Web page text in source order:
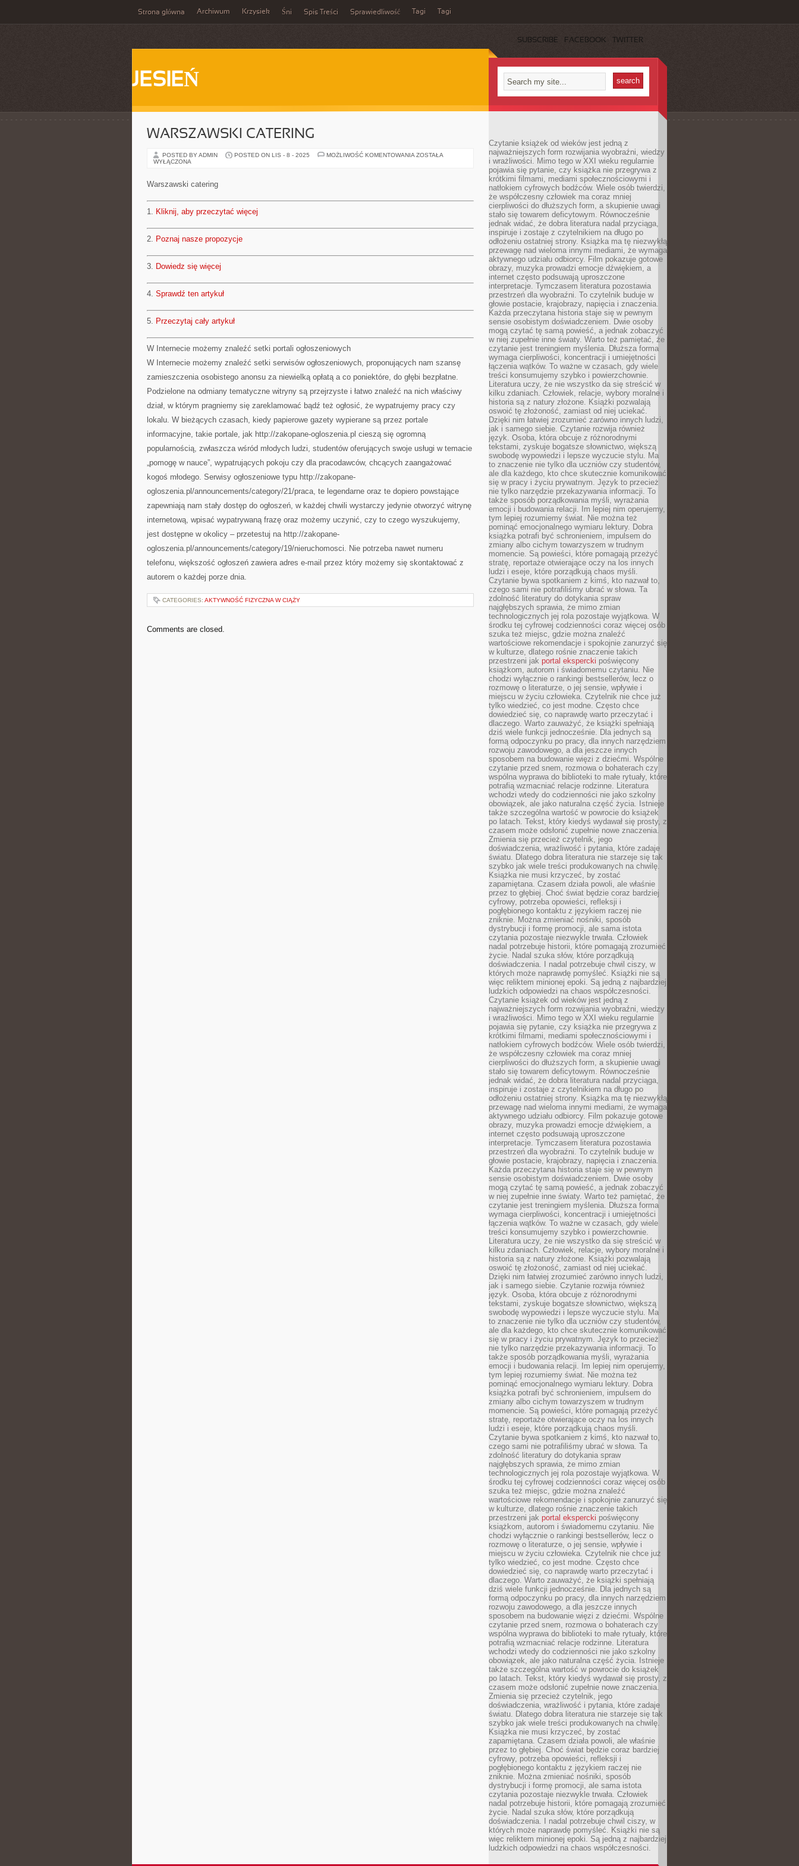
Strona główna Archiwum Krzysiek Śni Spis Treści Sprawiedliwość Tagi Tagi
SUBSCRIBE FACEBOOK TWITTER
JESIEŃ
WARSZAWSKI CATERING
POSTED BY ADMIN POSTED ON LIS - 8 - 2025 MOŻLIWOŚĆ KOMENTOWANIA WARSZAWSKI
ZOSTAŁA
WYŁĄCZONA
Warszawski catering
1. Kliknij, aby przeczytać więcej
2. Poznaj nasze propozycje
3. Dowiedz się więcej
4. Sprawdź ten artykuł
5. Przeczytaj cały artykuł
W Internecie możemy znaleźć setki portali ogłoszeniowych
W Internecie możemy znaleźć setki serwisów ogłoszeniowych, proponujących nam szansę
zamieszczenia osobistego anonsu za niewielką opłatą a co poniektóre, do głębi bezpłatne.
Podzielone na odmiany tematyczne witryny są przejrzyste i łatwo znaleźć na nich właściwy
dział, w którym pragniemy się zareklamować bądź też ogłosić, że wypatrujemy pracy czy
lokalu. W bieżących czasach, kiedy papierowe gazety wypierane są przez portale
informacyjne, takie portale, jak http://zakopane-ogloszenia.pl cieszą się ogromną
popularnością, zwłaszcza wśród młodych ludzi, studentów oferujących swoje usługi w temacie
„pomogę w nauce”, wypatrujących pokoju czy dla pracodawców, chcących zaangażować
kogoś młodego. Serwisy ogłoszeniowe typu http://zakopane-
ogloszenia.pl/announcements/category/21/praca, te legendarne oraz te dopiero powstające
zapewniają nam stały dostęp do ogłoszeń, w każdej chwili wystarczy jedynie otworzyć witrynę
internetową, wpisać wypatrywaną frazę oraz możemy uczynić, czy to czego wyszukujemy,
jest dostępne w okolicy – przetestuj na http://zakopane-
ogloszenia.pl/announcements/category/19/nieruchomosci. Nie potrzeba nawet numeru
telefonu, większość ogłoszeń zawiera adres e-mail przez który możemy się skontaktować z
autorem o każdej porze dnia.
CATEGORIES: AKTYWNOŚĆ FIZYCZNA W CIĄŻY
Comments are closed.
Czytanie książek od wieków jest jedną z
najważniejszych form rozwijania wyobraźni, wiedzy
i wrażliwości. Mimo tego w XXI wieku regularnie
pojawia się pytanie, czy książka nie przegrywa z
krótkimi filmami, mediami społecznościowymi i
natłokiem cyfrowych bodźców. Wiele osób twierdzi,
że współczesny człowiek ma coraz mniej
cierpliwości do dłuższych form, a skupienie uwagi
stało się towarem deficytowym. Równocześnie
jednak widać, że dobra literatura nadal przyciąga,
inspiruje i zostaje z czytelnikiem na długo po
odłożeniu ostatniej strony. Książka ma tę niezwykłą
przewagę nad wieloma innymi mediami, że wymaga
aktywnego udziału odbiorcy. Film pokazuje gotowe
obrazy, muzyka prowadzi emocje dźwiękiem, a
internet często podsuwają uproszczone
interpretacje. Tymczasem literatura pozostawia
przestrzeń dla wyobraźni. To czytelnik buduje w
głowie postacie, krajobrazy, napięcia i znaczenia.
Każda przeczytana historia staje się w pewnym
sensie osobistym doświadczeniem. Dwie osoby
mogą czytać tę samą powieść, a jednak zobaczyć
w niej zupełnie inne światy. Warto też pamiętać, że
czytanie jest treningiem myślenia. Dłuższa forma
wymaga cierpliwości, koncentracji i umiejętności
łączenia wątków. To ważne w czasach, gdy wiele
treści konsumujemy szybko i powierzchownie.
Literatura uczy, że nie wszystko da się streścić w
kilku zdaniach. Człowiek, relacje, wybory moralne i
historia są z natury złożone. Książki pozwalają
oswoić tę złożoność, zamiast od niej uciekać.
Dzięki nim łatwiej zrozumieć zarówno innych ludzi,
jak i samego siebie. Czytanie rozwija również
język. Osoba, która obcuje z różnorodnymi
tekstami, zyskuje bogatsze słownictwo, większą
swobodę wypowiedzi i lepsze wyczucie stylu. Ma
to znaczenie nie tylko dla uczniów czy studentów,
ale dla każdego, kto chce skutecznie komunikować
się w pracy i życiu prywatnym. Język to przecież
nie tylko narzędzie przekazywania informacji. To
także sposób porządkowania myśli, wyrażania
emocji i budowania relacji. Im lepiej nim operujemy,
tym lepiej rozumiemy świat. Nie można też
pominąć emocjonalnego wymiaru lektury. Dobra
książka potrafi być schronieniem, impulsem do
zmiany albo cichym towarzyszem w trudnym
momencie. Są powieści, które pomagają przeżyć
stratę, reportaże otwierające oczy na los innych
ludzi i eseje, które porządkują chaos myśli.
Czytanie bywa spotkaniem z kimś, kto nazwał to,
czego sami nie potrafiliśmy ubrać w słowa. Ta
zdolność literatury do dotykania spraw
najgłębszych sprawia, że mimo zmian
technologicznych jej rola pozostaje wyjątkowa. W
środku tej cyfrowej codzienności coraz więcej osób
szuka też miejsc, gdzie można znaleźć
wartościowe rekomendacje i spokojnie zanurzyć się
w kulturze, dlatego rośnie znaczenie takich
przestrzeni jak portal ekspercki poświęcony
książkom, autorom i świadomemu czytaniu. Nie
chodzi wyłącznie o rankingi bestsellerów, lecz o
rozmowę o literaturze, o jej sensie, wpływie i
miejscu w życiu człowieka. Czytelnik nie chce już
tylko wiedzieć, co jest modne. Często chce
dowiedzieć się, co naprawdę warto przeczytać i
dlaczego. Warto zauważyć, że książki spełniają
dziś wiele funkcji jednocześnie. Dla jednych są
formą odpoczynku po pracy, dla innych narzędziem
rozwoju zawodowego, a dla jeszcze innych
sposobem na budowanie więzi z dziećmi. Wspólne
czytanie przed snem, rozmowa o bohaterach czy
wspólna wyprawa do biblioteki to małe rytuały, które
potrafią wzmacniać relacje rodzinne. Literatura
wchodzi wtedy do codzienności nie jako szkolny
obowiązek, ale jako naturalna część życia. Istnieje
także szczególna wartość w powrocie do książek
po latach. Tekst, który kiedyś wydawał się prosty, z
czasem może odsłonić zupełnie nowe znaczenia.
Zmienia się przecież czytelnik, jego
doświadczenia, wrażliwość i pytania, które zadaje
światu. Dlatego dobra literatura nie starzeje się tak
szybko jak wiele treści produkowanych na chwilę.
Książka nie musi krzyczeć, by zostać
zapamiętana. Czasem działa powoli, ale właśnie
przez to głębiej. Choć świat będzie coraz bardziej
cyfrowy, potrzeba opowieści, refleksji i
pogłębionego kontaktu z językiem raczej nie
zniknie. Można zmieniać nośniki, sposób
dystrybucji i formę promocji, ale sama istota
czytania pozostaje niezwykle trwała. Człowiek
nadal potrzebuje historii, które pomagają zrozumieć
życie. Nadal szuka słów, które porządkują
doświadczenia. I nadal potrzebuje chwil ciszy, w
których może naprawdę pomyśleć. Książki nie są
więc reliktem minionej epoki. Są jedną z najbardziej
ludzkich odpowiedzi na chaos współczesności.
Czytanie książek od wieków jest jedną z
najważniejszych form rozwijania wyobraźni, wiedzy
i wrażliwości. Mimo tego w XXI wieku regularnie
pojawia się pytanie, czy książka nie przegrywa z
krótkimi filmami, mediami społecznościowymi i
natłokiem cyfrowych bodźców. Wiele osób twierdzi,
że współczesny człowiek ma coraz mniej
cierpliwości do dłuższych form, a skupienie uwagi
stało się towarem deficytowym. Równocześnie
jednak widać, że dobra literatura nadal przyciąga,
inspiruje i zostaje z czytelnikiem na długo po
odłożeniu ostatniej strony. Książka ma tę niezwykłą
przewagę nad wieloma innymi mediami, że wymaga
aktywnego udziału odbiorcy. Film pokazuje gotowe
obrazy, muzyka prowadzi emocje dźwiękiem, a
internet często podsuwają uproszczone
interpretacje. Tymczasem literatura pozostawia
przestrzeń dla wyobraźni. To czytelnik buduje w
głowie postacie, krajobrazy, napięcia i znaczenia.
Każda przeczytana historia staje się w pewnym
sensie osobistym doświadczeniem. Dwie osoby
mogą czytać tę samą powieść, a jednak zobaczyć
w niej zupełnie inne światy. Warto też pamiętać, że
czytanie jest treningiem myślenia. Dłuższa forma
wymaga cierpliwości, koncentracji i umiejętności
łączenia wątków. To ważne w czasach, gdy wiele
treści konsumujemy szybko i powierzchownie.
Literatura uczy, że nie wszystko da się streścić w
kilku zdaniach. Człowiek, relacje, wybory moralne i
historia są z natury złożone. Książki pozwalają
oswoić tę złożoność, zamiast od niej uciekać.
Dzięki nim łatwiej zrozumieć zarówno innych ludzi,
jak i samego siebie. Czytanie rozwija również
język. Osoba, która obcuje z różnorodnymi
tekstami, zyskuje bogatsze słownictwo, większą
swobodę wypowiedzi i lepsze wyczucie stylu. Ma
to znaczenie nie tylko dla uczniów czy studentów,
ale dla każdego, kto chce skutecznie komunikować
się w pracy i życiu prywatnym. Język to przecież
nie tylko narzędzie przekazywania informacji. To
także sposób porządkowania myśli, wyrażania
emocji i budowania relacji. Im lepiej nim operujemy,
tym lepiej rozumiemy świat. Nie można też
pominąć emocjonalnego wymiaru lektury. Dobra
książka potrafi być schronieniem, impulsem do
zmiany albo cichym towarzyszem w trudnym
momencie. Są powieści, które pomagają przeżyć
stratę, reportaże otwierające oczy na los innych
ludzi i eseje, które porządkują chaos myśli.
Czytanie bywa spotkaniem z kimś, kto nazwał to,
czego sami nie potrafiliśmy ubrać w słowa. Ta
zdolność literatury do dotykania spraw
najgłębszych sprawia, że mimo zmian
technologicznych jej rola pozostaje wyjątkowa. W
środku tej cyfrowej codzienności coraz więcej osób
szuka też miejsc, gdzie można znaleźć
wartościowe rekomendacje i spokojnie zanurzyć się
w kulturze, dlatego rośnie znaczenie takich
przestrzeni jak portal ekspercki poświęcony
książkom, autorom i świadomemu czytaniu. Nie
chodzi wyłącznie o rankingi bestsellerów, lecz o
rozmowę o literaturze, o jej sensie, wpływie i
miejscu w życiu człowieka. Czytelnik nie chce już
tylko wiedzieć, co jest modne. Często chce
dowiedzieć się, co naprawdę warto przeczytać i
dlaczego. Warto zauważyć, że książki spełniają
dziś wiele funkcji jednocześnie. Dla jednych są
formą odpoczynku po pracy, dla innych narzędziem
rozwoju zawodowego, a dla jeszcze innych
sposobem na budowanie więzi z dziećmi. Wspólne
czytanie przed snem, rozmowa o bohaterach czy
wspólna wyprawa do biblioteki to małe rytuały, które
potrafią wzmacniać relacje rodzinne. Literatura
wchodzi wtedy do codzienności nie jako szkolny
obowiązek, ale jako naturalna część życia. Istnieje
także szczególna wartość w powrocie do książek
po latach. Tekst, który kiedyś wydawał się prosty, z
czasem może odsłonić zupełnie nowe znaczenia.
Zmienia się przecież czytelnik, jego
doświadczenia, wrażliwość i pytania, które zadaje
światu. Dlatego dobra literatura nie starzeje się tak
szybko jak wiele treści produkowanych na chwilę.
Książka nie musi krzyczeć, by zostać
zapamiętana. Czasem działa powoli, ale właśnie
przez to głębiej. Choć świat będzie coraz bardziej
cyfrowy, potrzeba opowieści, refleksji i
pogłębionego kontaktu z językiem raczej nie
zniknie. Można zmieniać nośniki, sposób
dystrybucji i formę promocji, ale sama istota
czytania pozostaje niezwykle trwała. Człowiek
nadal potrzebuje historii, które pomagają zrozumieć
życie. Nadal szuka słów, które porządkują
doświadczenia. I nadal potrzebuje chwil ciszy, w
których może naprawdę pomyśleć. Książki nie są
więc reliktem minionej epoki. Są jedną z najbardziej
ludzkich odpowiedzi na chaos współczesności.